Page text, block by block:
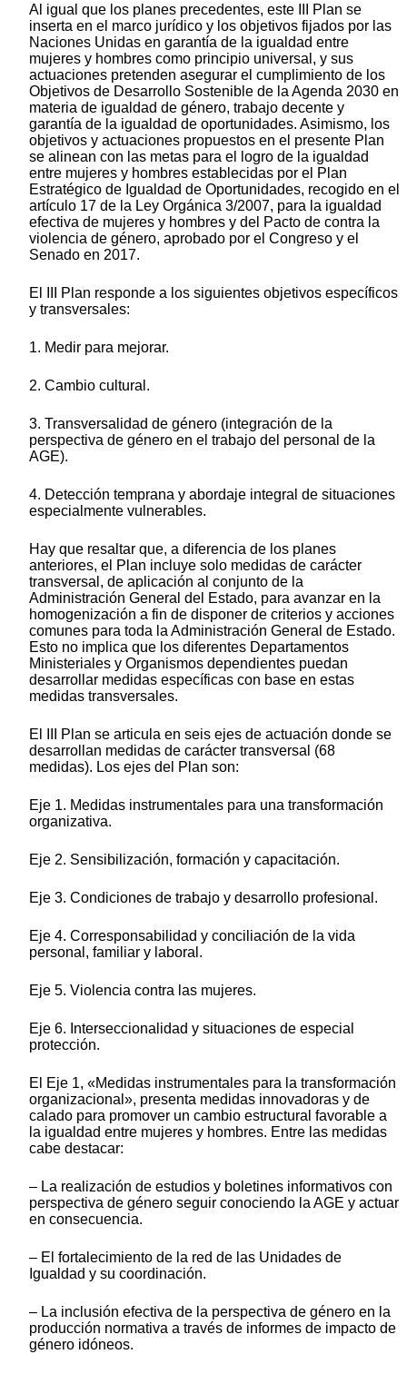
Al igual que los planes precedentes, este III Plan se
inserta en el marco jurídico y los objetivos fijados por las
Naciones Unidas en garantía de la igualdad entre
mujeres y hombres como principio universal, y sus
actuaciones pretenden asegurar el cumplimiento de los
Objetivos de Desarrollo Sostenible de la Agenda 2030 en
materia de igualdad de género, trabajo decente y
garantía de la igualdad de oportunidades. Asimismo, los
objetivos y actuaciones propuestos en el presente Plan
se alinean con las metas para el logro de la igualdad
entre mujeres y hombres establecidas por el Plan
Estratégico de Igualdad de Oportunidades, recogido en el
artículo 17 de la Ley Orgánica 3/2007, para la igualdad
efectiva de mujeres y hombres y del Pacto de contra la
violencia de género, aprobado por el Congreso y el
Senado en 2017.
El III Plan responde a los siguientes objetivos específicos
y transversales:
1. Medir para mejorar.
2. Cambio cultural.
3. Transversalidad de género (integración de la
perspectiva de género en el trabajo del personal de la
AGE).
4. Detección temprana y abordaje integral de situaciones
especialmente vulnerables.
Hay que resaltar que, a diferencia de los planes
anteriores, el Plan incluye solo medidas de carácter
transversal, de aplicación al conjunto de la
Administración General del Estado, para avanzar en la
homogenización a fin de disponer de criterios y acciones
comunes para toda la Administración General de Estado.
Esto no implica que los diferentes Departamentos
Ministeriales y Organismos dependientes puedan
desarrollar medidas específicas con base en estas
medidas transversales.
El III Plan se articula en seis ejes de actuación donde se
desarrollan medidas de carácter transversal (68
medidas). Los ejes del Plan son:
Eje 1. Medidas instrumentales para una transformación
organizativa.
Eje 2. Sensibilización, formación y capacitación.
Eje 3. Condiciones de trabajo y desarrollo profesional.
Eje 4. Corresponsabilidad y conciliación de la vida
personal, familiar y laboral.
Eje 5. Violencia contra las mujeres.
Eje 6. Interseccionalidad y situaciones de especial
protección.
El Eje 1, «Medidas instrumentales para la transformación
organizacional», presenta medidas innovadoras y de
calado para promover un cambio estructural favorable a
la igualdad entre mujeres y hombres. Entre las medidas
cabe destacar:
‒ La realización de estudios y boletines informativos con
perspectiva de género seguir conociendo la AGE y actuar
en consecuencia.
‒ El fortalecimiento de la red de las Unidades de
Igualdad y su coordinación.
‒ La inclusión efectiva de la perspectiva de género en la
producción normativa a través de informes de impacto de
género idóneos.